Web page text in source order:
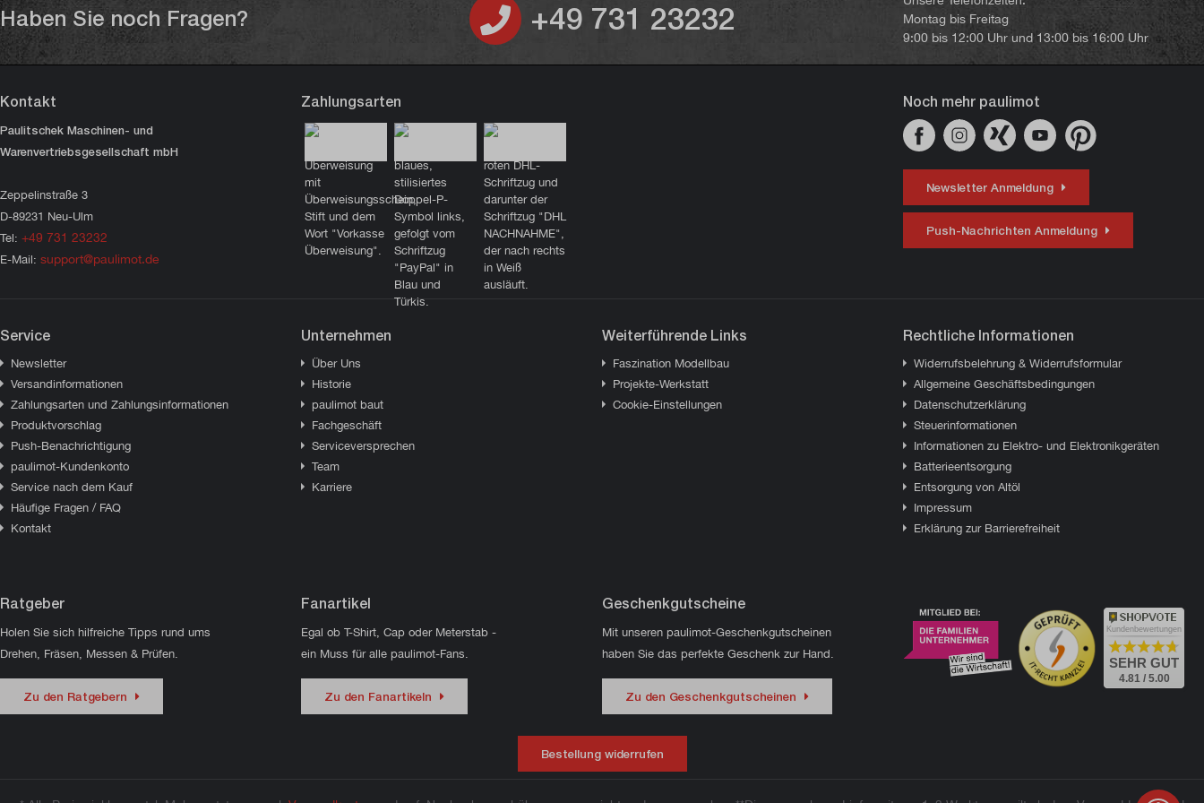
Einsatzzwecke eignet.
Haben Sie noch Fragen? +49 731 23232
Montag bis Freitag
9:00 bis 12:00 Uhr und 13:00 bis 16:00 Uhr
Kontakt
Paulitschek Maschinen- und
Warenvertriebsgesellschaft mbH
Zeppelinstraße 3
D-89231 Neu-Ulm
Tel: +49 731 23232
E-Mail: support@paulimot.de
Zahlungsarten Noch mehr paulimot
Newsletter Anmeldung
Push-Nachrichten Anmeldung
Service
Newsletter
Versandinformationen
Zahlungsarten und Zahlungsinformationen
Produktvorschlag
Push-Benachrichtigung
paulimot-Kundenkonto
Service nach dem Kauf
Häufige Fragen / FAQ
Kontakt
Unternehmen
Über Uns
Historie
paulimot baut
Fachgeschäft
Serviceversprechen
Team
Karriere
Weiterführende Links
Faszination Modellbau
Projekte-Werkstatt
Cookie-Einstellungen
Rechtliche Informationen
Widerrufsbelehrung & Widerrufsformular
Allgemeine Geschäftsbedingungen
Datenschutzerklärung
Steuerinformationen
Informationen zu Elektro- und Elektronikgeräten
Batterieentsorgung
Entsorgung von Altöl
Impressum
Erklärung zur Barrierefreiheit
Ratgeber
Holen Sie sich hilfreiche Tipps rund ums
Drehen, Fräsen, Messen & Prüfen.
Zu den Ratgebern
Fanartikel
Egal ob T-Shirt, Cap oder Meterstab -
ein Muss für alle paulimot-Fans.
Zu den Fanartikeln
Geschenkgutscheine
Mit unseren paulimot-Geschenkgutscheinen
haben Sie das perfekte Geschenk zur Hand.
Zu den Geschenkgutscheinen
Kundenbewertungen
SEHR GUT
4.81 / 5.00
Bestellung widerrufen